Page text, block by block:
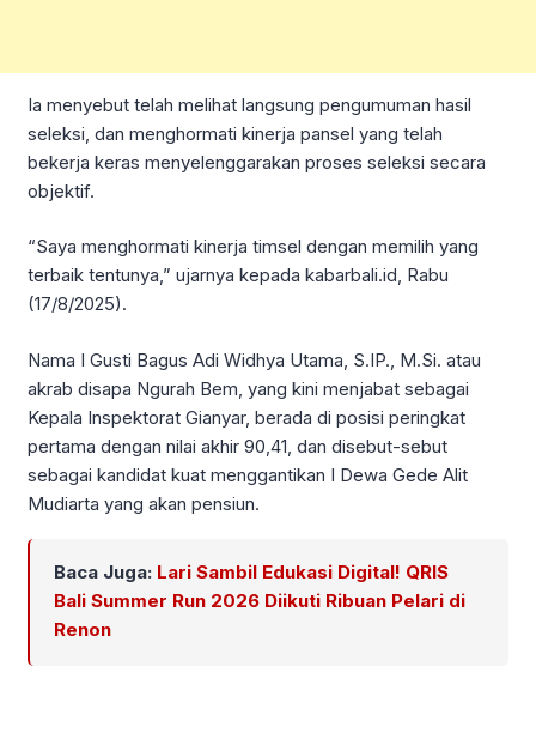
Ia menyebut telah melihat langsung pengumuman hasil
seleksi, dan menghormati kinerja pansel yang telah
bekerja keras menyelenggarakan proses seleksi secara
objektif.
“Saya menghormati kinerja timsel dengan memilih yang
terbaik tentunya,” ujarnya kepada kabarbali.id, Rabu
(17/8/2025).
Nama I Gusti Bagus Adi Widhya Utama, S.IP., M.Si. atau
akrab disapa Ngurah Bem, yang kini menjabat sebagai
Kepala Inspektorat Gianyar, berada di posisi peringkat
pertama dengan nilai akhir 90,41, dan disebut-sebut
sebagai kandidat kuat menggantikan I Dewa Gede Alit
Mudiarta yang akan pensiun.
Baca Juga: Lari Sambil Edukasi Digital! QRIS
Bali Summer Run 2026 Diikuti Ribuan Pelari di
Renon